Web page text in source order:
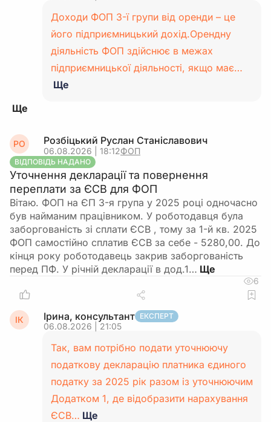
Доходи ФОП 3-ї групи від оренди – це
його підприємницький дохід.Орендну
діяльність ФОП здійснює в межах
підприємницької діяльності, якщо має…
Ще
РО Розбіцький Руслан Станіславович
06.08.2026 | 18:12ФОП
ВІДПОВІДЬ НАДАНО
Уточнення декларації та повернення
переплати за ЄСВ для ФОП
Вітаю. ФОП на ЄП 3-я група у 2025 році одночасно
був найманим працівником. У роботодавця була
заборгованість зі сплати ЄСВ , тому за 1-й кв. 2025
ФОП самостійно сплатив ЄСВ за себе - 5280,00. До
кінця року роботодавець закрив заборгованість
перед ПФ. У річній декларації в дод.1…
6
ІК Ірина, консультант ЕКСПЕРТ
06.08.2026 | 21:05
Так, вам потрібно подати уточнюючу
податкову декларацію платника єдиного
податку за 2025 рік разом із уточнюючим
Додатком 1, де відобразити нарахування
ЄСВ… Ще